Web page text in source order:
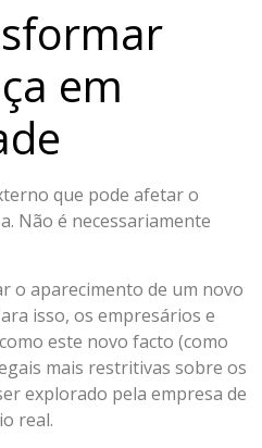
em
que pode afetar o
Não é necessariamente
o aparecimento de um novo
isso, os empresários e
este novo facto (como
mais restritivas sobre os
explorado pela empresa de
real.